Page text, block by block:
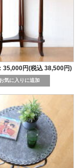
35,000円(税込 38,500円)